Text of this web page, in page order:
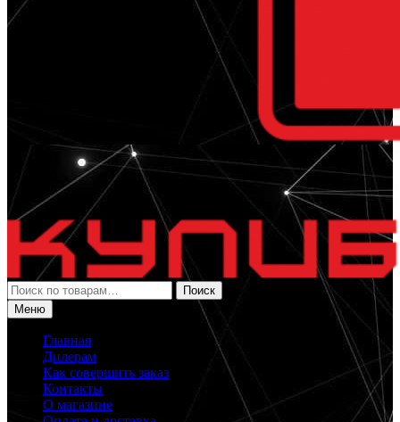
Искать:
Поиск
Меню
Главная
Дилерам
Как совершить заказ
Контакты
О магазине